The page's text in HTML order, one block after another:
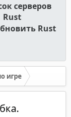
серверов
Rust
Rust
игре